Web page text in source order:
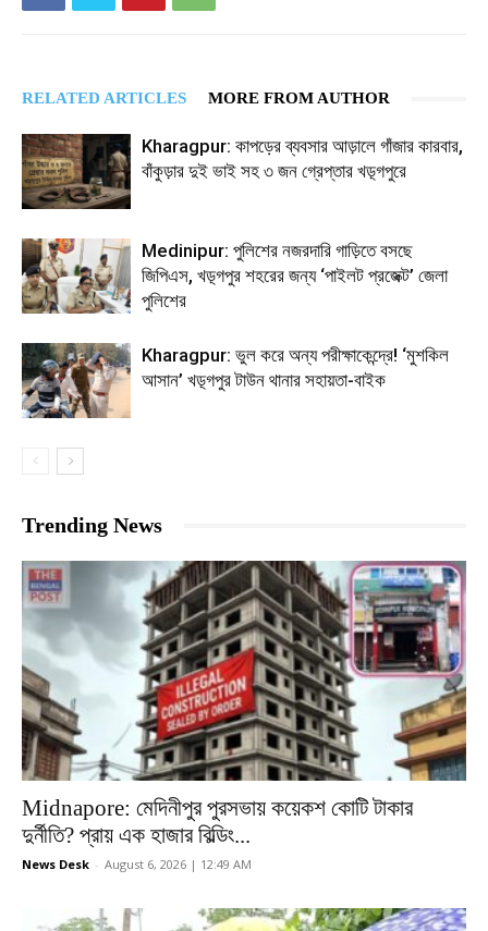
RELATED ARTICLES MORE FROM AUTHOR
Kharagpur: কাপড়ের ব্যবসার আড়ালে গাঁজার কারবার,
বাঁকুড়ার দুই ভাই সহ ৩ জন গ্রেপ্তার খড়্গপুরে
Medinipur: পুলিশের নজরদারি গাড়িতে বসছে
জিপিএস, খড়্গপুর শহরের জন্য ‘পাইলট প্রজেক্ট’ জেলা
পুলিশের
Kharagpur: ভুল করে অন্য পরীক্ষাকেন্দ্রে! ‘মুশকিল
আসান’ খড়্গপুর টাউন থানার সহায়তা-বাইক
Trending News
Midnapore: মেদিনীপুর পুরসভায় কয়েকশ কোটি টাকার
দুর্নীতি? প্রায় এক হাজার বিল্ডিং...
News Desk - August 6, 2026 | 12:49 AM